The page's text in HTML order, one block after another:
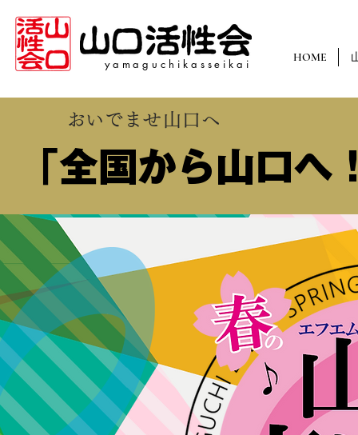
yamaguchikasseikai HOME
​おいでませ山口へ
「全国から山口